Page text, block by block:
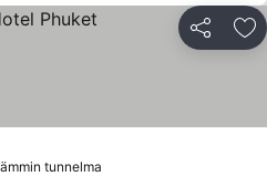
Jaa
tunnelma